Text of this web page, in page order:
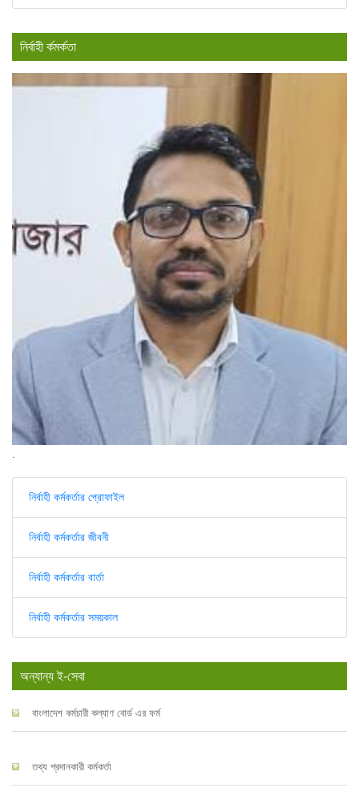
নির্বাহী র্কমর্কতা
নির্বাহী কর্মকর্তার প্রোফাইল
নির্বাহী কর্মকর্তার জীবনী
নির্বাহী কর্মকর্তার বার্তা
নির্বাহী কর্মকর্তার সময়কাল
অন্যান্য ই-সেবা
বাংলাদেশ কর্মচারী কল্যাণ বোর্ড এর ফর্ম
তথ্য প্রদানকারী কর্মকর্তা